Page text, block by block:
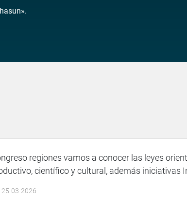
regiones vamos a conocer las leyes
científico y cultural, además iniciativas
25-03-2026